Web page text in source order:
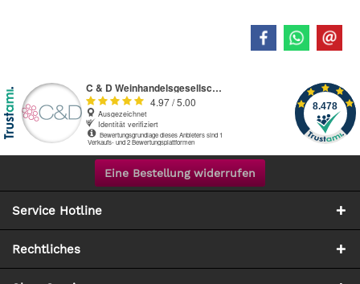
Eine Bestellung widerrufen
Service Hotline
Rechtliches